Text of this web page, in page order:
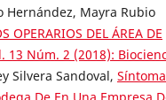
Hernández, Mayra Rubio
OPERARIOS DEL ÁREA DE
13 Núm. 2 (2018):
Silvera Sandoval,